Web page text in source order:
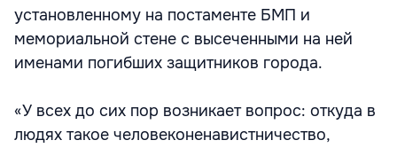
установленному на постаменте БМП и
мемориальной стене с высеченными на ней
именами погибших защитников города.
«У всех до сих пор возникает вопрос: откуда в
людях такое человеконенавистничество,